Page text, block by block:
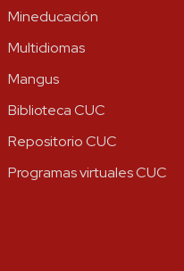
Mineducación
Multidiomas
Mangus
Biblioteca CUC
Repositorio CUC
Programas virtuales CUC